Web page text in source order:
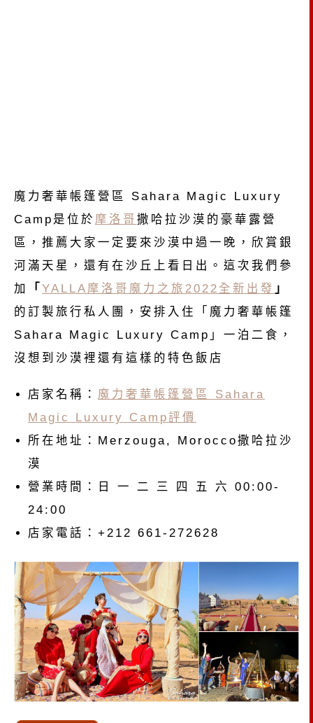
魔力奢華帳篷營區 Sahara Magic Luxury
Camp是位於 摩洛哥 撒哈拉沙漠的豪華露營
區，推薦大家一定要來沙漠中過一晚，欣賞銀
河滿天星，還有在沙丘上看日出。這次我們參
加
「 YALLA摩洛哥魔力之旅2022全新出發 」
的訂製旅行私人團，安排入住「魔力奢華帳篷
Sahara Magic Luxury Camp」一泊二食，
沒想到沙漠裡還有這樣的特色飯店
店家名稱： 魔力奢華帳篷營區 Sahara
Magic Luxury Camp評價
所在地址：Merzouga, Morocco撒哈拉沙
漠
營業時間：日 一 二 三 四 五 六 00:00-
24:00
店家電話：+212 661-272628